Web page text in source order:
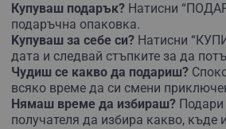
Купуваш подарък? Натисни
подаръчна опаковка.
Kупуваш за себе си? Натисни
дата и следвай стъпките за да
Чудиш се какво да подариш?
всяко време да си смени
Нямаш време да избираш? Подари
получателя да избира какво, къде